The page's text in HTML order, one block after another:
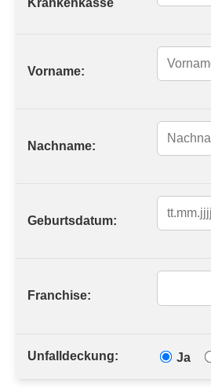
Krankenkasse
Vorname:
Nachname:
Geburtsdatum:
Franchise:
Unfalldeckung: Ja